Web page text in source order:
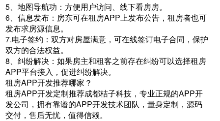
5、地图导航功：方便用户访问、线下看房房。
6、信息发布：房东可在租房APP上发布公告，租房者也可
发布求房源信息。
7.电子签约：双方对房屋满意，可在线签订电子合同，保护
双方的合法权益。
8、纠纷解决：如果房主和租客之前存在纠纷可以选择租房
APP平台接入，促进纠纷解决。
租房APP开发推荐哪家？
租房APP开发定制推荐成都桔子科技，专业正规的APP开
发公司，拥有靠谱的APP开发技术团队，量身定制，源码
交付，售后无忧，值得信赖。